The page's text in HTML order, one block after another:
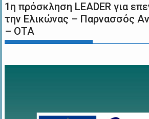
1η πρόσκληση LEADER για
την Ελικώνας – Παρνασσός
– ΟΤΑ